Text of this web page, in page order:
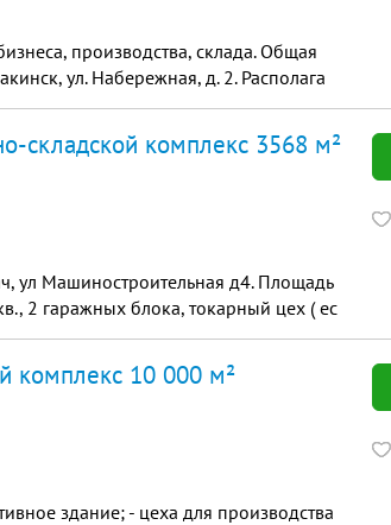
производства, склада. Общая
ул. Набережная, д. 2. Располага
складской комплекс 3568 м²
ул Машиностроительная д4. Площадь
2 гаражных блока, токарный цех ( ес
комплекс 10 000 м²
здание; - цеха для производства